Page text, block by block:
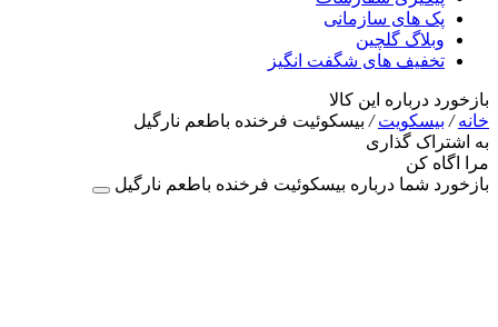
پک های سازمانی
وبلاگ گلچین
تخفیف های شگفت انگیز
بازخورد درباره این کالا
خانه/ بیسکویت/ بيسکوئيت فرخنده باطعم نارگیل
به اشتراک گذاری
مرا اگاه کن
بازخورد شما درباره بيسکوئيت فرخنده باطعم نارگیل